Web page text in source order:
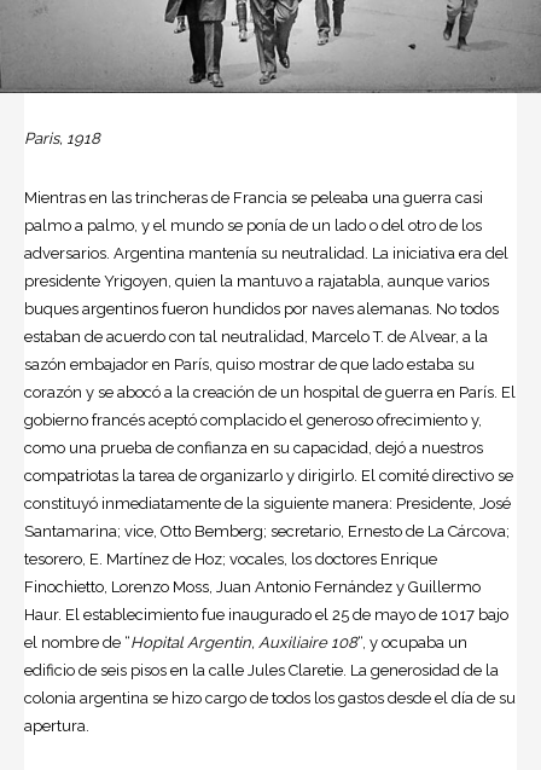
Paris, 1918
Mientras en las trincheras de Francia se peleaba una guerra casi
palmo a palmo, y el mundo se ponía de un lado o del otro de los
adversarios. Argentina mantenía su neutralidad. La iniciativa era del
presidente Yrigoyen, quien la mantuvo a rajatabla, aunque varios
buques argentinos fueron hundidos por naves alemanas. No todos
estaban de acuerdo con tal neutralidad, Marcelo T. de Alvear, a la
sazón embajador en París, quiso mostrar de que lado estaba su
corazón y se abocó a la creación de un hospital de guerra en París. El
gobierno francés aceptó complacido el generoso ofrecimiento y,
como una prueba de confianza en su capacidad, dejó a nuestros
compatriotas la tarea de organizarlo y dirigirlo. El comité directivo se
constituyó inmediatamente de la siguiente manera: Presidente, José
Santamarina; vice, Otto Bemberg; secretario, Ernesto de La Cárcova;
tesorero, E. Martínez de Hoz; vocales, los doctores Enrique
Finochietto, Lorenzo Moss, Juan Antonio Fernández y Guillermo
Haur. El establecimiento fue inaugurado el 25 de mayo de 1017 bajo
el nombre de “Hopital Argentin, Auxiliaire 108“, y ocupaba un
edificio de seis pisos en la calle Jules Claretie. La generosidad de la
colonia argentina se hizo cargo de todos los gastos desde el día de su
apertura.